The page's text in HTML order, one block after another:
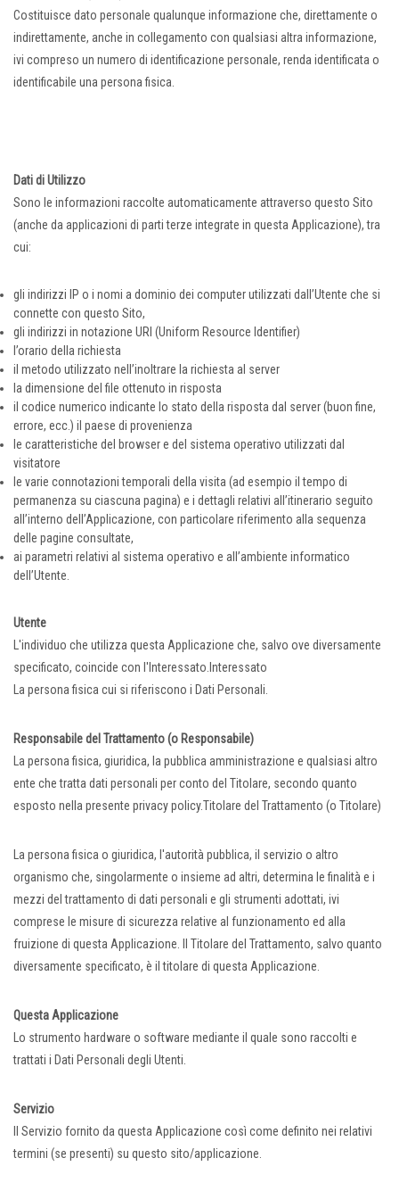
Costituisce dato personale qualunque informazione che, direttamente o
indirettamente, anche in collegamento con qualsiasi altra informazione,
ivi compreso un numero di identificazione personale, renda identificata o
identificabile una persona fisica.
Dati di Utilizzo
Sono le informazioni raccolte automaticamente attraverso questo Sito
(anche da applicazioni di parti terze integrate in questa Applicazione), tra
cui:
gli indirizzi IP o i nomi a dominio dei computer utilizzati dall’Utente che si
connette con questo Sito,
gli indirizzi in notazione URI (Uniform Resource Identifier)
l’orario della richiesta
il metodo utilizzato nell’inoltrare la richiesta al server
la dimensione del file ottenuto in risposta
il codice numerico indicante lo stato della risposta dal server (buon fine,
errore, ecc.) il paese di provenienza
le caratteristiche del browser e del sistema operativo utilizzati dal
visitatore
le varie connotazioni temporali della visita (ad esempio il tempo di
permanenza su ciascuna pagina) e i dettagli relativi all’itinerario seguito
all’interno dell’Applicazione, con particolare riferimento alla sequenza
delle pagine consultate,
ai parametri relativi al sistema operativo e all’ambiente informatico
dell’Utente.
Utente
L'individuo che utilizza questa Applicazione che, salvo ove diversamente
specificato, coincide con l'Interessato.Interessato
La persona fisica cui si riferiscono i Dati Personali.
Responsabile del Trattamento (o Responsabile)
La persona fisica, giuridica, la pubblica amministrazione e qualsiasi altro
ente che tratta dati personali per conto del Titolare, secondo quanto
esposto nella presente privacy policy.Titolare del Trattamento (o Titolare)
La persona fisica o giuridica, l'autorità pubblica, il servizio o altro
organismo che, singolarmente o insieme ad altri, determina le finalità e i
mezzi del trattamento di dati personali e gli strumenti adottati, ivi
comprese le misure di sicurezza relative al funzionamento ed alla
fruizione di questa Applicazione. Il Titolare del Trattamento, salvo quanto
diversamente specificato, è il titolare di questa Applicazione.
Questa Applicazione
Lo strumento hardware o software mediante il quale sono raccolti e
trattati i Dati Personali degli Utenti.
Servizio
Il Servizio fornito da questa Applicazione così come definito nei relativi
termini (se presenti) su questo sito/applicazione.